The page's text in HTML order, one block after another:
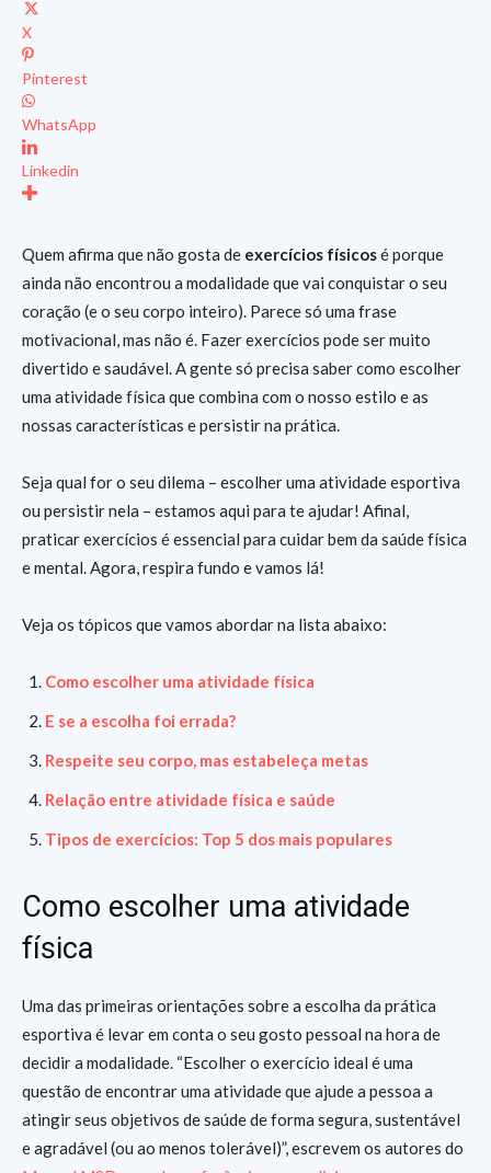
X
Pinterest
WhatsApp
Linkedin
Quem afirma que não gosta de exercícios físicosé porque
ainda não encontrou a modalidade que vai conquistar o seu
coração (e o seu corpo inteiro). Parece só uma frase
motivacional, mas não é. Fazer exercícios pode ser muito
divertido e saudável. A gente só precisa saber como escolher
uma atividade física que combina com o nosso estilo e as
nossas características e persistir na prática.
Seja qual for o seu dilema – escolher uma atividade esportiva
ou persistir nela – estamos aqui para te ajudar! Afinal,
praticar exercícios é essencial para cuidar bem da saúde física
e mental. Agora, respira fundo e vamos lá!
Veja os tópicos que vamos abordar na lista abaixo:
Como escolher uma atividade física
E se a escolha foi errada?
Respeite seu corpo, mas estabeleça metas
Relação entre atividade física e saúde
Tipos de exercícios: Top 5 dos mais populares
Como escolher uma atividade
física
Uma das primeiras orientações sobre a escolha da prática
esportiva é levar em conta o seu gosto pessoal na hora de
decidir a modalidade. “Escolher o exercício ideal é uma
questão de encontrar uma atividade que ajude a pessoa a
atingir seus objetivos de saúde de forma segura, sustentável
e agradável (ou ao menos tolerável)”, escrevem os autores do